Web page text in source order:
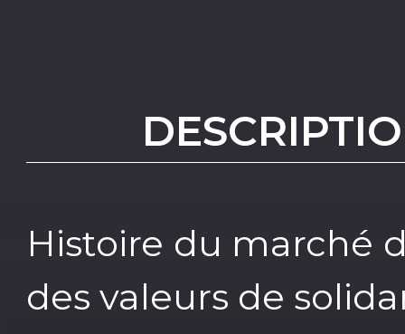
Histoire du marché
des valeurs de